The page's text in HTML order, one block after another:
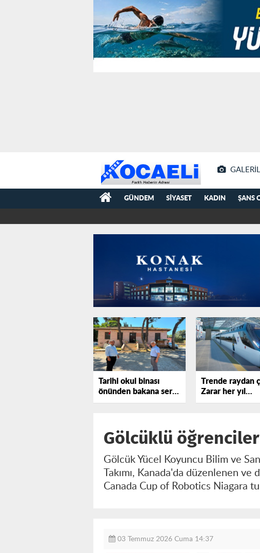
GÜNDEM SIYASET KADIN ŞANS
Tarihi okul binası
önünden bakana sert
tepki gösterdi!
Trende raydan
Zarar her yıl
katlanıyor
Gölcüklü
Gölcük Yücel Koyuncu Bilim ve
Takımı, Kanada'da düzenlenen
Canada Cup of Robotics Niagara
03 Temmuz 2026 Cuma 14:37